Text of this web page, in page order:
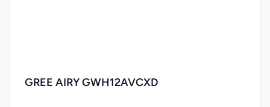
GREE AIRY GWH12AVCXD